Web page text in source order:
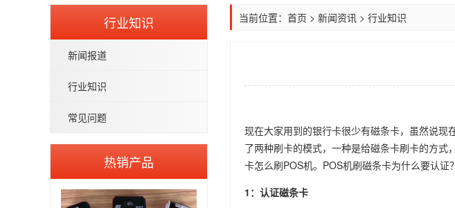
行业知识
新闻报道
行业知识
常见问题
热销产品
当前位置： 首页 > 新闻资讯 > 行业知识
现在大家用到的银行卡很少有磁条卡，虽然说
了两种刷卡的模式，一种是给磁条卡刷卡的方
卡怎么刷POS机。POS机刷磁条卡为什么要认证？
1：认证磁条卡